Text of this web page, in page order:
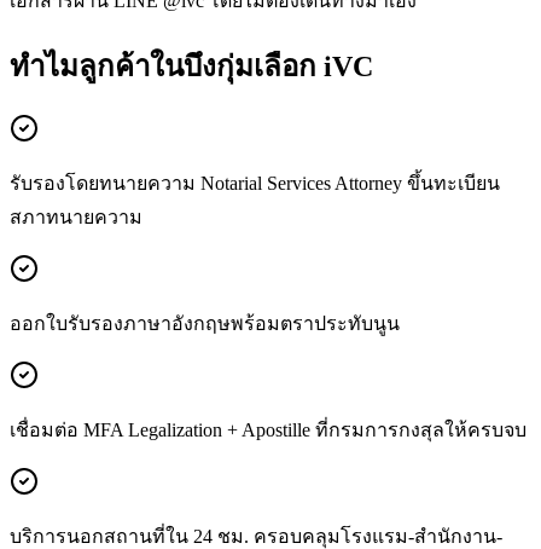
ทำไมลูกค้าในบึงกุ่มเลือก iVC
รับรองโดยทนายความ Notarial Services Attorney ขึ้นทะเบียน
สภาทนายความ
ออกใบรับรองภาษาอังกฤษพร้อมตราประทับนูน
เชื่อมต่อ MFA Legalization + Apostille ที่กรมการกงสุลให้ครบจบ
บริการนอกสถานที่ใน 24 ชม. ครอบคลุมโรงแรม-สำนักงาน-